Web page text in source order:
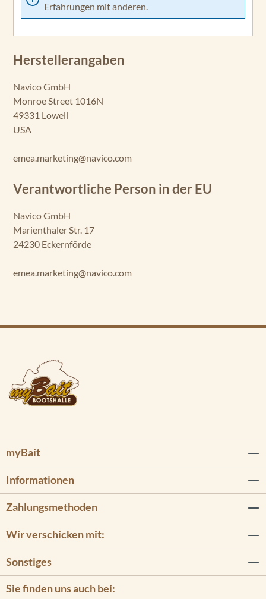
Erfahrungen mit anderen.
Herstellerangaben
Navico GmbH
Monroe Street 1016N
49331 Lowell
USA
emea.marketing@navico.com
Verantwortliche Person in der EU
Navico GmbH
Marienthaler Str. 17
24230 Eckernförde
emea.marketing@navico.com
myBait
Informationen
Sie finden uns auch bei:
Zahlungsmethoden
Wir verschicken mit:
Sonstiges